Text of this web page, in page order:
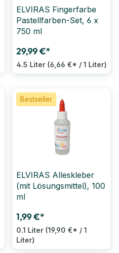
ELVIRAS Fingerfarbe
Pastellfarben-Set, 6 x
750 ml
29,99 €*
4.5 Liter (6,66 €* / 1 Liter)
Bestseller
ELVIRAS Alleskleber
(mit Lösungsmittel), 100
ml
1,99 €*
0.1 Liter (19,90 €* / 1
Liter)